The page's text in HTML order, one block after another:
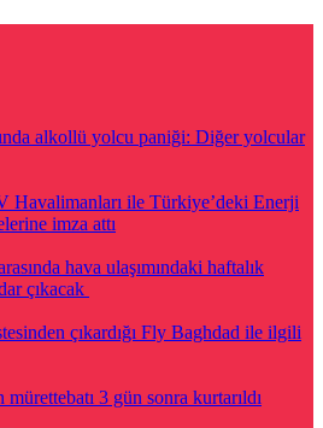
alkollü yolcu paniği: Diğer yolcular
Havalimanları ile Türkiye’deki Enerji
imza attı
hava ulaşımındaki haftalık
çıkacak
çıkardığı Fly Baghdad ile ilgili
mürettebatı 3 gün sonra kurtarıldı